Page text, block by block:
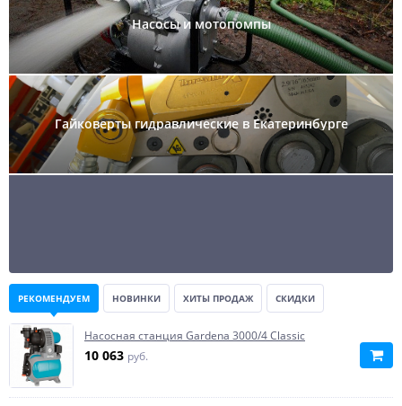
Насосы и мотопомпы
Гайковерты гидравлические в Екатеринбурге
РЕКОМЕНДУЕМ НОВИНКИ ХИТЫ ПРОДАЖ СКИДКИ
Насосная станция Gardena 3000/4 Classic
10 063 руб.